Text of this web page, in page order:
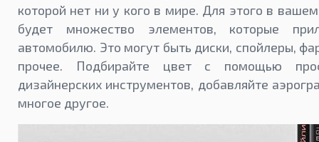
которой нет ни у кого в мире. Для этого в
будет множество элементов, которые
автомобилю. Это могут быть диски, спойлеры,
прочее. Подбирайте цвет с помощью
дизайнерских инструментов, добавляйте
многое другое.